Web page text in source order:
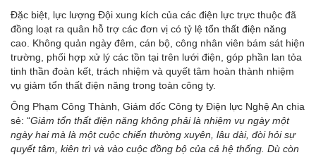
Đặc biệt, lực lượng Đội xung kích của các điện lực trực thuộc đã
đồng loạt ra quân hỗ trợ các đơn vị có tỷ lệ tổn thất điện năng
cao. Không quản ngày đêm, cán bộ, công nhân viên bám sát hiện
trường, phối hợp xử lý các tồn tại trên lưới điện, góp phần lan tỏa
tinh thần đoàn kết, trách nhiệm và quyết tâm hoàn thành nhiệm
vụ giảm tổn thất điện năng trong toàn công ty.
Ông Phạm Công Thành, Giám đốc Công ty Điện lực Nghệ An chia
sẻ: “Giảm tổn thất điện năng không phải là nhiệm vụ ngày một
ngày hai mà là một cuộc chiến thường xuyên, lâu dài, đòi hỏi sự
quyết tâm, kiên trì và vào cuộc đồng bộ của cả hệ thống. Dù còn